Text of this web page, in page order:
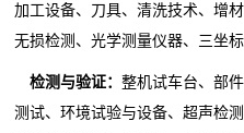
加工设备、刀具、清洗技术、增
无损检测、光学测量仪器、三坐
检测与验证：整机试车台、部
测试、环境试验与设备、超声检